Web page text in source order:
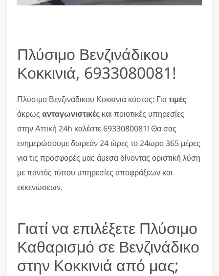
Πλύσιμο Βενζινάδικου
Κοκκινιά, 6933080081!
Πλύσιμο Βενζινάδικου Κοκκινιά κόστος: Γιατιμές
άκρως ανταγωνιστικές και ποιοτικές υπηρεσίες
στην Αττική 24h καλέστε 6933080081! Θα σας
ενημερώσουμε δωρεάν 24 ώρες το 24ωρο 365 μέρες
για τις προσφορές μας άμεσα δίνοντας οριστική λύση
με παντός τύπου υπηρεσίες αποφράξεων και
εκκενώσεων.
Γιατί να επιλέξετε Πλύσιμο
Καθαρισμό σε Βενζινάδικο
στην Κοκκινιά από μας;